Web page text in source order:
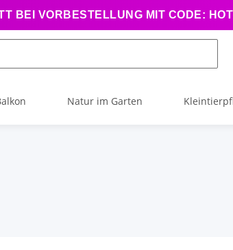
BEI VORBESTELLUNG MIT CODE:
Natur im Garten